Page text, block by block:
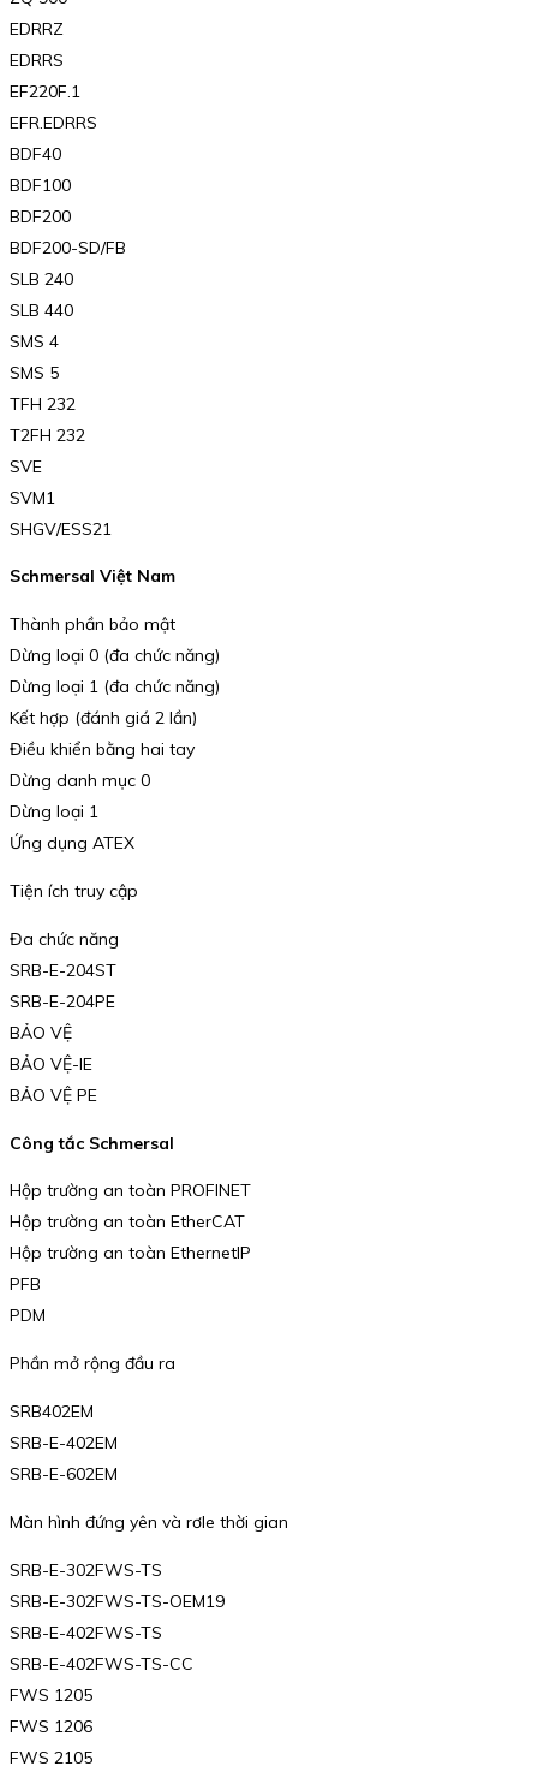
EDRRZ
EDRRS
EF220F.1
EFR.EDRRS
BDF40
BDF100
BDF200
BDF200-SD/FB
SLB 240
SLB 440
SMS 4
SMS 5
TFH 232
T2FH 232
SVE
SVM1
SHGV/ESS21
Schmersal Việt Nam
Thành phần bảo mật
Dừng loại 0 (đa chức năng)
Dừng loại 1 (đa chức năng)
Kết hợp (đánh giá 2 lần)
Điều khiển bằng hai tay
Dừng danh mục 0
Dừng loại 1
Ứng dụng ATEX
Tiện ích truy cập
Đa chức năng
SRB-E-204ST
SRB-E-204PE
BẢO VỆ
BẢO VỆ-IE
BẢO VỆ PE
Công tắc Schmersal
Hộp trường an toàn PROFINET
Hộp trường an toàn EtherCAT
Hộp trường an toàn EthernetIP
PFB
PDM
Phần mở rộng đầu ra
SRB402EM
SRB-E-402EM
SRB-E-602EM
Màn hình đứng yên và rơle thời gian
SRB-E-302FWS-TS
SRB-E-302FWS-TS-OEM19
SRB-E-402FWS-TS
SRB-E-402FWS-TS-CC
FWS 1205
FWS 1206
FWS 2105